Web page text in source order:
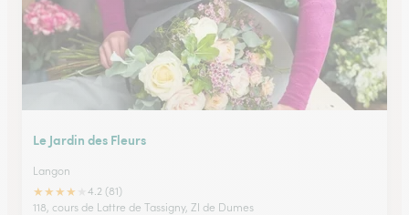
Le Jardin des Fleurs
Langon
★★★★
4.2 (81)
118, cours de Lattre de Tassigny, ZI de Dumes